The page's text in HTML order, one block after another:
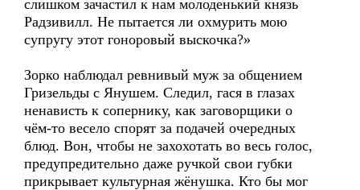
слишком зачастил к нам молоденький князь
Радзивилл. Не пытается ли охмурить мою
супругу этот гоноровый выскочка?»
Зорко наблюдал ревнивый муж за общением
Гризельды с Янушем. Следил, гася в глазах
ненависть к сопернику, как заговорщики о
чём-то весело спорят за подачей очередных
блюд. Вон, чтобы не захохотать во весь голос,
предупредительно даже ручкой свои губки
прикрывает культурная жёнушка. Кто бы мог